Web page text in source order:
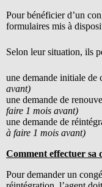
Pour bénéficier d’un
formulaires mis à
Selon leur situation, ils
une demande initiale de
avant)
une demande de
faire 1 mois avant)
une demande de
à faire 1 mois avant)
Comment effectuer sa
Pour demander un